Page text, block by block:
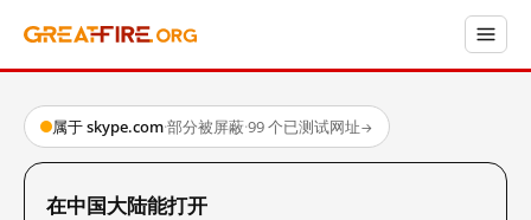
属于 skype.com·部分被屏蔽·99 个已测试网址→
在中国大陆能打开